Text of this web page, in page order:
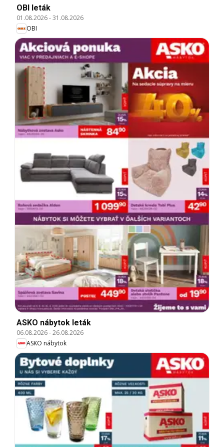
OBI leták
01.08.2026-31.08.2026
OBI
ASKO nábytok leták
06.08.2026-26.08.2026
ASKO nábytok